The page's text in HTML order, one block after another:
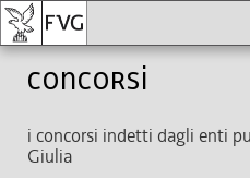
Concorsi
i concorsi indetti dagli enti
Giulia